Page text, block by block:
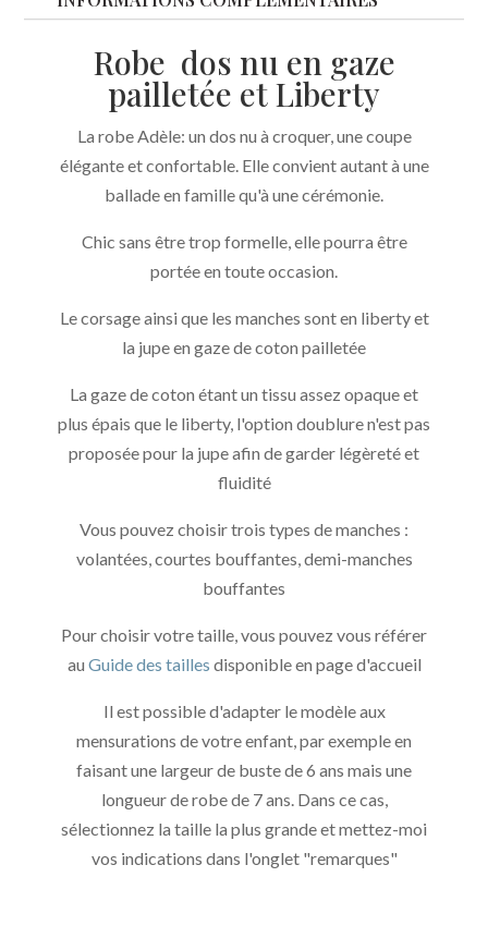
ClassiqueRobe dos nu en gaze
pailletée et Liberty
La robe Adèle: un dos nu à croquer, une coupe
élégante et confortable. Elle convient autant à une
ballade en famille qu'à une cérémonie.
Chic sans être trop formelle, elle pourra être
portée en toute occasion.
Le corsage ainsi que les manches sont en liberty et
la jupe en gaze de coton pailletée
La gaze de coton étant un tissu assez opaque et
plus épais que le liberty, l'option doublure n'est pas
proposée pour la jupe afin de garder légèreté et
fluidité
Vous pouvez choisir trois types de manches :
volantées, courtes bouffantes, demi-manches
bouffantes
Pour choisir votre taille, vous pouvez vous référer
au Guide des tailles disponible en page d'accueil
Il est possible d'adapter le modèle aux
mensurations de votre enfant, par exemple en
faisant une largeur de buste de 6 ans mais une
longueur de robe de 7 ans. Dans ce cas,
sélectionnez la taille la plus grande et mettez-moi
vos indications dans l'onglet "remarques"